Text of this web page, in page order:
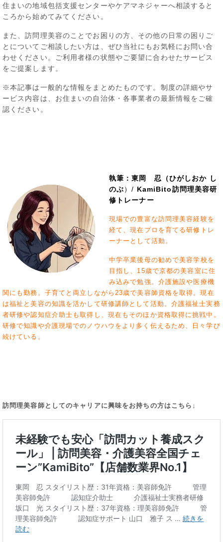
住まいの地域包括支援センターやケアマネジャーへ相談すると
ころから始めてみてください。
また、訪問理美容のことでお困りの方、その他の日常の困りご
とについてご相談したい方は、ぜひ当社にもお気軽にお問い合
わせください。ご利用者様の状態やご要望に合わせたサービス
をご提案します。
※本記事は一般的な情報をまとめたものです。制度の詳細やサ
ービス内容は、お住まいの自治体・各事業者の最新情報をご確
認ください。
執筆：東岡 忍（ひがしおか し
のぶ）/ KamiBito訪問理美容研
修トレーナー
現場での豊富な訪問理美容経験を
経て、現在プロを育てる研修トレ
ーナーとして活動。
中学卒業後母の勧めで美容学校を
目指し、15歳で京都の美容室に住
み込みで勉強。介護施設や医療機
関にも勤務。子育てと両立しながら23歳で美容師資格を取得。現在
は福祉と美容の知識を活かして研修講師として活動。介護福祉士実務
者研修や認知症介助士も取得し、現在もそのほか資格取得に挑戦中。
研修で知識や介護現場でのノウハウをより多く伝えるため、日々学び
続けている。
訪問理美容師としてのキャリアに興味をお持ちの方はこちら↓